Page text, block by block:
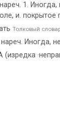
1. Иногда,
и.
Толковый
Иногда,